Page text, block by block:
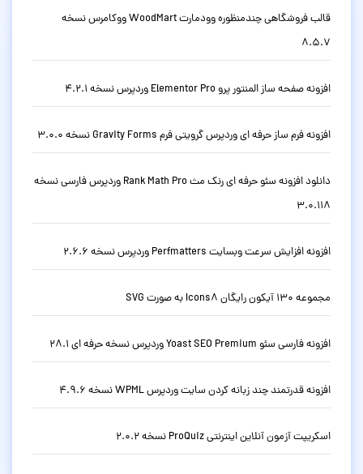
قالب فروشگاهی چندمنظوره وودمارت WoodMart ووکامرس نسخه
8.5.7
افزونه صفحه ساز المنتور پرو Elementor Pro وردپرس نسخه 4.2.1
افزونه فرم ساز حرفه ای وردپرس گرویتی فرم Gravity Forms نسخه 3.0.0
دانلود افزونه سئو حرفه ای رنک مث Rank Math Pro وردپرس فارسی نسخه
3.0.118
افزونه افزایش سرعت وبسایت Perfmatters وردپرس نسخه 2.6.6
مجموعه 130 آیکون رایگان Icons8 به صورت SVG
افزونه فارسی سئو Yoast SEO Premium وردپرس نسخه حرفه ای 28.1
افزونه قدرتمند چند زبانه کردن سایت وردپرس WPML نسخه 4.9.6
اسکریپت آزمون آنلاین اینترنتی ProQuiz نسخه 2.0.2